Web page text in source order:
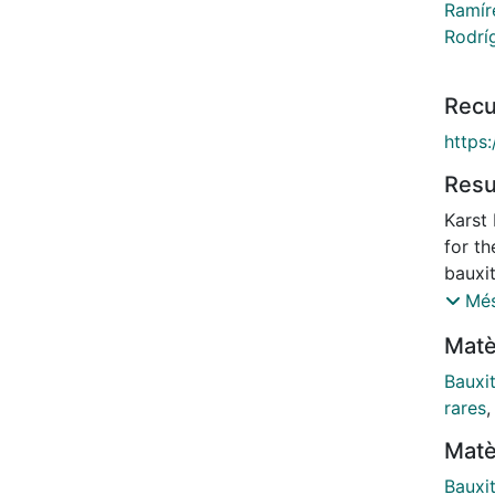
Karst
for
and
their
REE,
rares,